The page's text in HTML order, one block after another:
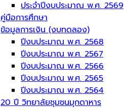
ประจำปีงบประมาณ พ.ศ. 2569
คู่มือการศึกษา
ข้อมูลการเงิน (งบทดลอง)
ปีงบประมาณ พ.ศ. 2568
ปีงบประมาณ พ.ศ. 2567
ปีงบประมาณ พ.ศ. 2566
ปีงบประมาณ พ.ศ. 2565
ปีงบประมาณ พ.ศ. 2564
20 ปี วิทยาลัยชุมชนมุกดาหาร